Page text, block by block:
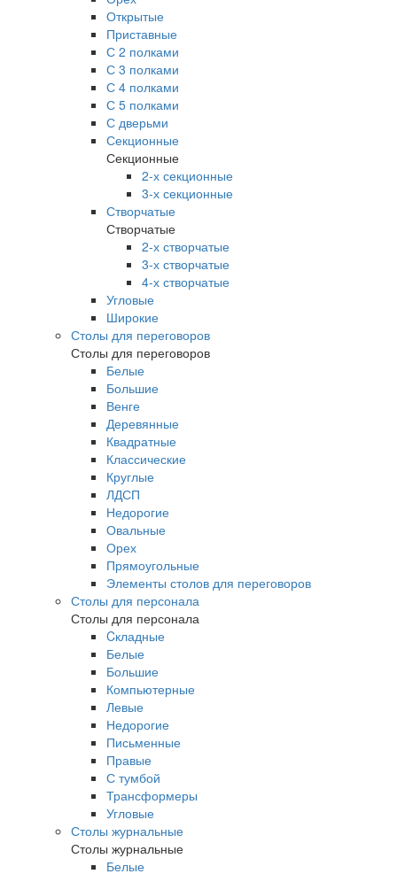
Открытые
Приставные
С 2 полками
С 3 полками
С 4 полками
С 5 полками
С дверьми
Секционные
Секционные
2-х секционные
3-х секционные
Створчатые
Створчатые
2-х створчатые
3-х створчатые
4-х створчатые
Угловые
Широкие
Столы для переговоров
Столы для переговоров
Белые
Большие
Венге
Деревянные
Квадратные
Классические
Круглые
ЛДСП
Недорогие
Овальные
Орех
Прямоугольные
Элементы столов для переговоров
Столы для персонала
Столы для персонала
Cкладные
Белые
Большие
Компьютерные
Левые
Недорогие
Письменные
Правые
С тумбой
Трансформеры
Угловые
Столы журнальные
Столы журнальные
Белые